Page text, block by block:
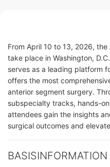
From April 10 to 13, 2026,
take place in Washington,
serves as a leading platform
offers the most
anterior segment surgery.
subspecialty tracks, hands-
attendees gain the insights
surgical outcomes and
BASISINFORMATION